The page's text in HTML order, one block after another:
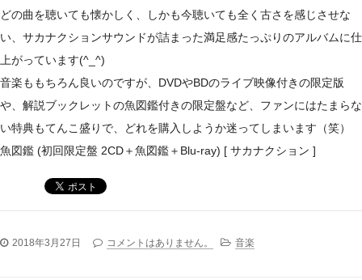
どの曲を聴いても懐かしく、しかも今聴いても全く古さを感じさせな
い、サカナクションサウンドが詰まった満足感たっぷりのアルバムに仕
上がっています(^_^)
音楽ももちろん良いのですが、DVDやBDのライブ映像付きの限定版
や、解説ブックレットの魚図鑑付きの限定盤など、ファンにはたまらな
い特典もてんこ盛りで、どれを購入しようか迷ってしまいます（笑）
魚図鑑 (初回限定盤 2CD＋魚図鑑＋Blu-ray) [ サカナクション ]
2018年3月27日 コメントはありません。 音楽